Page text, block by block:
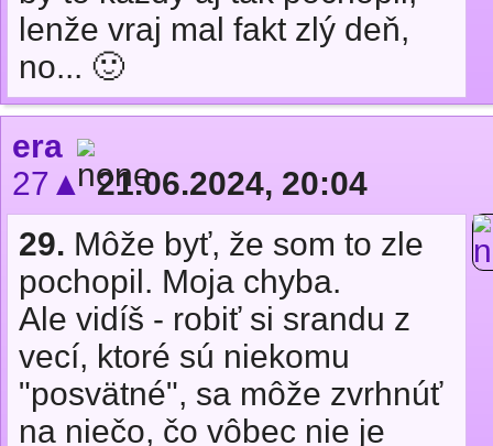
lenže vraj mal fakt zlý deň,
no... 🙂
era
27▲ 21.06.2024, 20:04
29. Môže byť, že som to zle
pochopil. Moja chyba.
Ale vidíš - robiť si srandu z
vecí, ktoré sú niekomu
"posvätné", sa môže zvrhnúť
na niečo, čo vôbec nie je